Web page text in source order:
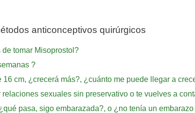
anticonceptivos quirúrgicos
tomar Misoprostol?
?
cm, ¿crecerá más?, ¿cuánto me puede llegar a
sexuales sin preservativo o te vuelves a
pasa, sigo embarazada?, o ¿no tenía un